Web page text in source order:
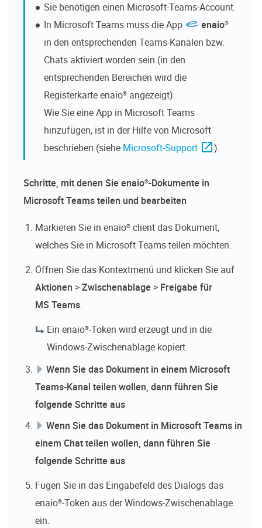
Sie benötigen einen Microsoft-Teams-Account.
In Microsoft Teams muss die App
enaio®
in den entsprechenden Teams-Kanälen bzw.
Chats aktiviert worden sein (in den
entsprechenden Bereichen wird die
Registerkarteenaio® angezeigt).
Wie Sie eine App in Microsoft Teams
hinzufügen, ist in der Hilfe von Microsoft
beschrieben (siehe Microsoft-Support ).
Schritte, mit denen Sie enaio®-Dokumente in
Microsoft Teams teilen und bearbeiten
Markieren Sie in enaio® clientdas Dokument,
welches Sie in Microsoft Teams teilen möchten.
Öffnen Sie das Kontextmenü und klicken Sie auf
Aktionen >Zwischenablage > Freigabe für
MS Teams.
Ein enaio®-Token wird erzeugt und in die
Windows-Zwischenablage kopiert.
Wenn Sie das Dokument in einem Microsoft
Teams-Kanal teilen wollen, dann führen Sie
folgende Schritte aus
Wenn Sie das Dokument in Microsoft Teams in
einem Chat teilen wollen, dann führen Sie
folgende Schritte aus
Fügen Sie in das Eingabefeld des Dialogs das
enaio®-Token aus der Windows-Zwischenablage
ein.